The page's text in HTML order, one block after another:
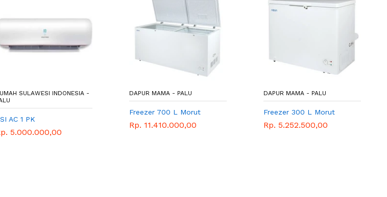
SULAWESI INDONESIA -
AC 1 PK
5.000.000,00
DAPUR MAMA - PALU
Freezer 700 L Morut
Rp. 11.410.000,00
DAPUR MAMA - PALU
Freezer 300 L Morut
Rp. 5.252.500,00